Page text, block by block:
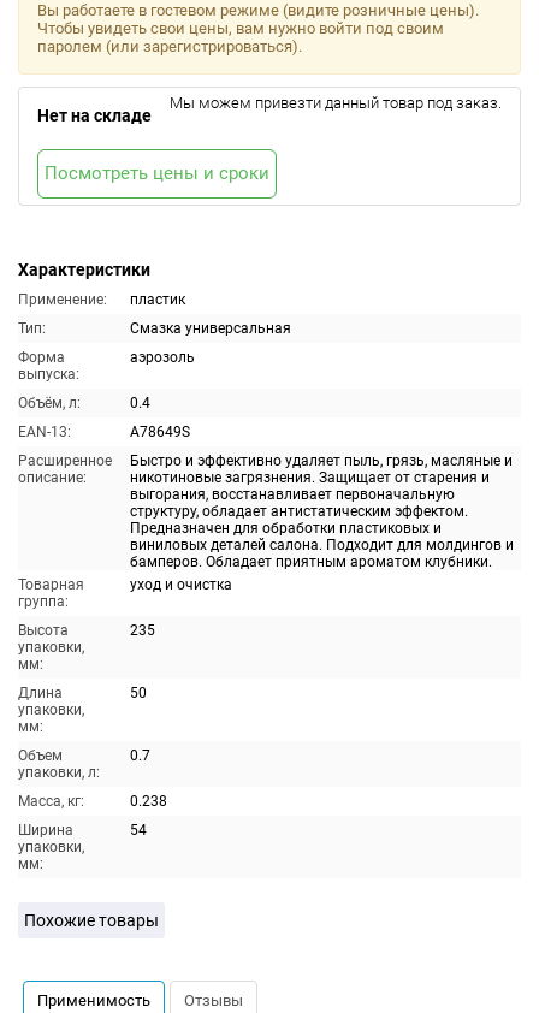
Характеристики
Применение:
пластик
Тип:
Смазка универсальная
Форма
выпуска:
аэрозоль
Объём, л:
0.4
EAN-13:
A78649S
Расширенное
описание:
Быстро и эффективно удаляет пыль, грязь, масляные и
никотиновые загрязнения. Защищает от старения и
выгорания, восстанавливает первоначальную
структуру, обладает антистатическим эффектом.
Предназначен для обработки пластиковых и
виниловых деталей салона. Подходит для молдингов и
бамперов. Обладает приятным ароматом клубники.
Товарная
группа:
уход и очистка
Высота
упаковки,
мм:
235
Длина
упаковки,
мм:
50
Объем
упаковки, л:
0.7
Масса, кг:
0.238
Ширина
упаковки,
мм:
54
Вы работаете в гостевом режиме (видите розничные цены).
Чтобы увидеть свои цены, вам нужно войти под своим
паролем (или зарегистрироваться).
Нет на складе
Мы можем привезти данный товар под заказ.
Посмотреть цены и сроки
Похожие товары
Применимость Отзывы